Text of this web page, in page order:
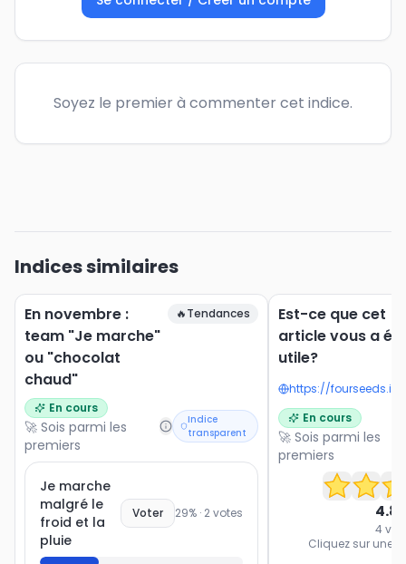
Soyez le premier à commenter cet indice.
Indices similaires
En novembre :
team "Je marche"
ou "chocolat
chaud"
🔥Tendances
En cours
🚀 Sois parmi les
premiers
Indice
transparent
Je marche
malgré le
froid et la
pluie
Voter 29% · 2votes
Est-ce que cet
article vous a
utile?
En cours
🚀 Sois parmi les
premiers
4.8
4
Cliquez sur une